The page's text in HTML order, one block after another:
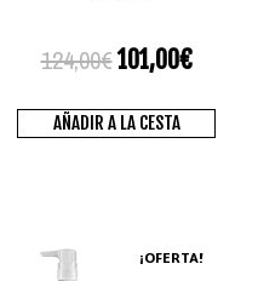
124,00€101,00€
AÑADIR A LA CESTA
¡OFERTA!